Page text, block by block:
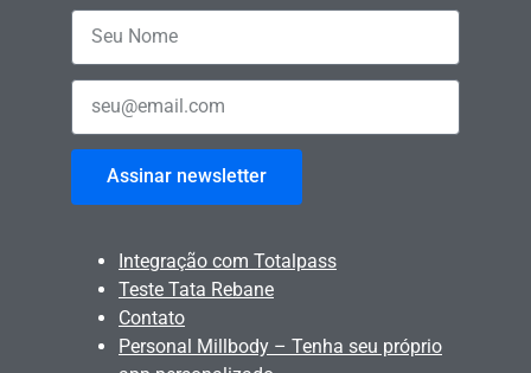
Assinar newsletter
Integração com Totalpass
Teste Tata Rebane
Contato
Personal Millbody – Tenha seu próprio